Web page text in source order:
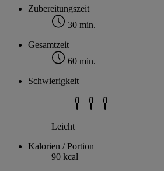
Zubereitungszeit
30 min.
Gesamtzeit
60 min.
Schwierigkeit
Leicht
Kalorien / Portion
90 kcal